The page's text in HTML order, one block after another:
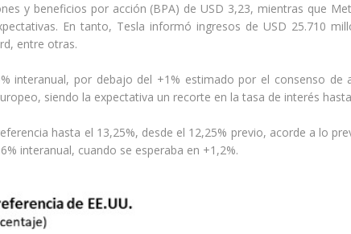
y beneficios por acción (BPA) de USD 3,23, mientras que
En tanto, Tesla informó ingresos de USD 25.710
entre otras.
interanual, por debajo del +1% estimado por el consenso de
siendo la expectativa un recorte en la tasa de interés
hasta el 13,25%, desde el 12,25% previo, acorde a lo
interanual, cuando se esperaba en +1,2%.